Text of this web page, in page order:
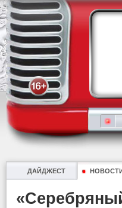
ДАЙДЖЕСТ